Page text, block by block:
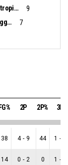
Punti in contropiede:
9
Maggior vantaggio:
7
FG% 2P 2P% 3P
38 4 - 9 44 1 -
14 0 - 2 0 1 -